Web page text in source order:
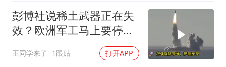
彭博社说稀土武器正在失
效？欧洲军工马上要停
产，美国砸钱建厂远水不
解近渴
王同学来了 1跟贴 打开APP